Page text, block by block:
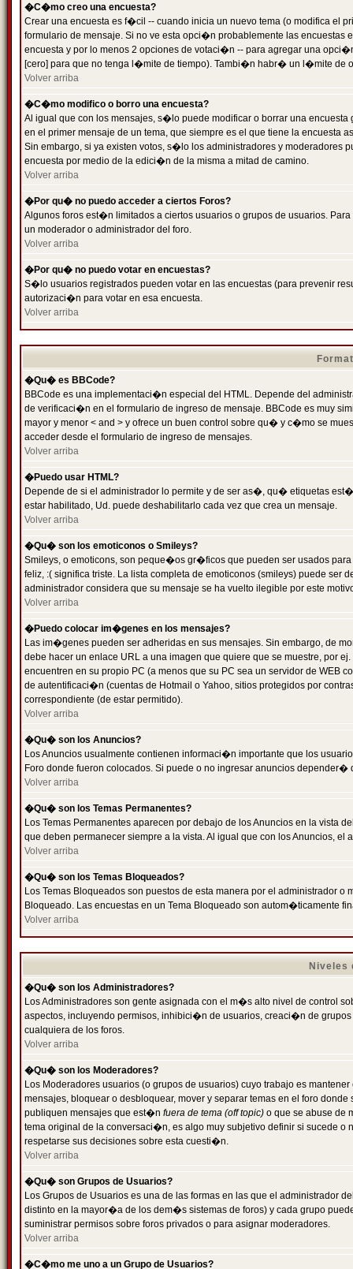
�C�mo creo una encuesta?
Crear una encuesta es f�cil -- cuando inicia un nuevo tema (o modifica el
formulario de mensaje. Si no ve esta opci�n probablemente las
encuesta y por lo menos 2 opciones de votaci�n -- para agregar una
[cero] para que no tenga l�mite de tiempo). Tambi�n habr� un l�mite de
Volver arriba
�C�mo modifico o borro una encuesta?
Al igual que con los mensajes, s�lo puede modificar o borrar una
en el primer mensaje de un tema, que siempre es el que tiene la encuesta
Sin embargo, si ya existen votos, s�lo los administradores y moderadores
encuesta por medio de la edici�n de la misma a mitad de camino.
Volver arriba
�Por qu� no puedo acceder a ciertos Foros?
Algunos foros est�n limitados a ciertos usuarios o grupos de usuarios.
un moderador o administrador del foro.
Volver arriba
�Por qu� no puedo votar en encuestas?
S�lo usuarios registrados pueden votar en las encuestas (para prevenir
autorizaci�n para votar en esa encuesta.
Volver arriba
�Qu� es BBCode?
BBCode es una implementaci�n especial del HTML. Depende del
de verificaci�n en el formulario de ingreso de mensaje. BBCode es muy
mayor y menor < and > y ofrece un buen control sobre qu� y c�mo se
acceder desde el formulario de ingreso de mensajes.
Volver arriba
�Puedo usar HTML?
Depende de si el administrador lo permite y de ser as�, qu� etiquetas
estar habilitado, Ud. puede deshabilitarlo cada vez que crea un mensaje.
Volver arriba
�Qu� son los emoticonos o Smileys?
Smileys, o emoticons, son peque�os gr�ficos que pueden ser usados
feliz, :( significa triste. La lista completa de emoticonos (smileys) puede
administrador considera que su mensaje se ha vuelto ilegible por este
Volver arriba
�Puedo colocar im�genes en los mensajes?
Las im�genes pueden ser adheridas en sus mensajes. Sin embargo, de
debe hacer un enlace URL a una imagen que quiere que se muestre, por
encuentren en su propio PC (a menos que su PC sea un servidor de
de autentificaci�n (cuentas de Hotmail o Yahoo, sitios protegidos por
correspondiente (de estar permitido).
Volver arriba
�Qu� son los Anuncios?
Los Anuncios usualmente contienen informaci�n importante que los
Foro donde fueron colocados. Si puede o no ingresar anuncios
Volver arriba
�Qu� son los Temas Permanentes?
Los Temas Permanentes aparecen por debajo de los Anuncios en la
que deben permanecer siempre a la vista. Al igual que con los Anuncios,
Volver arriba
�Qu� son los Temas Bloqueados?
Los Temas Bloqueados son puestos de esta manera por el administrador
Bloqueado. Las encuestas en un Tema Bloqueado son autom�ticamente
Volver arriba
Niveles
�Qu� son los Administradores?
Los Administradores son gente asignada con el m�s alto nivel de control
aspectos, incluyendo permisos, inhibici�n de usuarios, creaci�n de
cualquiera de los foros.
Volver arriba
�Qu� son los Moderadores?
Los Moderadores usuarios (o grupos de usuarios) cuyo trabajo es
mensajes, bloquear o desbloquear, mover y separar temas en el foro
publiquen mensajes que est�n fuera de tema (off topic) o que se abuse de
tema original de la conversaci�n, es algo muy subjetivo definir si sucede
respetarse sus decisiones sobre esta cuesti�n.
Volver arriba
�Qu� son Grupos de Usuarios?
Los Grupos de Usuarios es una de las formas en las que el administrador
distinto en la mayor�a de los dem�s sistemas de foros) y cada grupo
suministrar permisos sobre foros privados o para asignar moderadores.
Volver arriba
�C�mo me uno a un Grupo de Usuarios?